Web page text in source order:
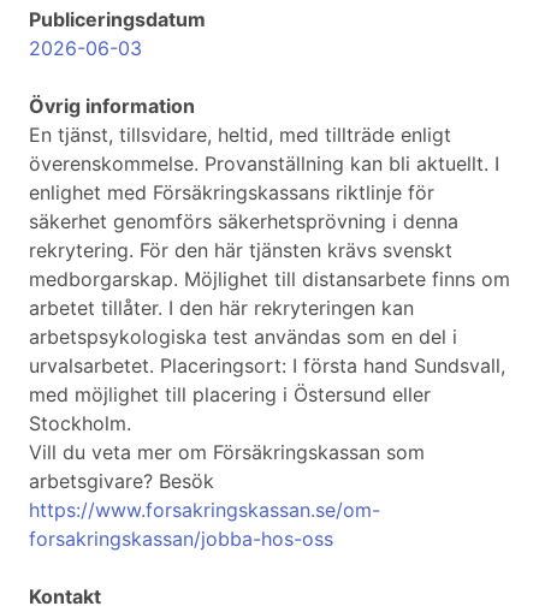
Publiceringsdatum
2026-06-03
Övrig information
En tjänst, tillsvidare, heltid, med tillträde enligt
överenskommelse. Provanställning kan bli aktuellt. I
enlighet med Försäkringskassans riktlinje för
säkerhet genomförs säkerhetsprövning i denna
rekrytering. För den här tjänsten krävs svenskt
medborgarskap. Möjlighet till distansarbete finns om
arbetet tillåter. I den här rekryteringen kan
arbetspsykologiska test användas som en del i
urvalsarbetet. Placeringsort: I första hand Sundsvall,
med möjlighet till placering i Östersund eller
Stockholm.
Vill du veta mer om Försäkringskassan som
arbetsgivare? Besök
https://www.forsakringskassan.se/om-
forsakringskassan/jobba-hos-oss
Kontakt